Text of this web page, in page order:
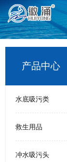
产品中心
水底吸污类
救生用品
冲水吸污头